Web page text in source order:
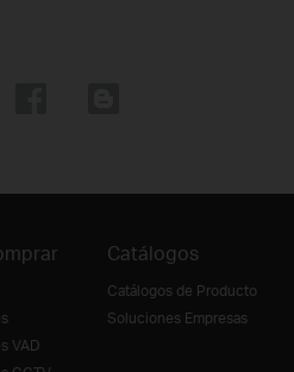
VAD
Catálogos
Catálogos de Producto
Soluciones Empresas